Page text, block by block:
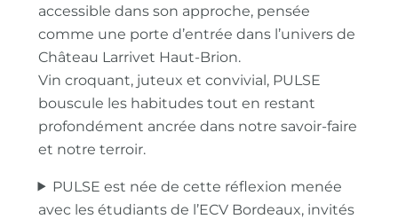
accessible dans son approche, pensée
comme une porte d’entrée dans l’univers de
Château Larrivet Haut-Brion.
Vin croquant, juteux et convivial, PULSE
bouscule les habitudes tout en restant
profondément ancrée dans notre savoir-faire
et notre terroir.
PULSE est née de cette réflexion menée
avec les étudiants de l’ECV Bordeaux, invités